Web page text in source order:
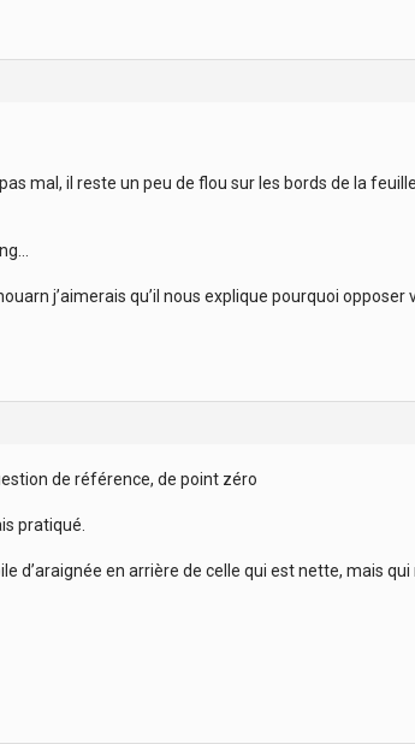
mal, il reste un peu de flou sur les bords de la
j’aimerais qu’il nous explique pourquoi
de référence, de point zéro
pratiqué.
d’araignée en arrière de celle qui est nette, mais